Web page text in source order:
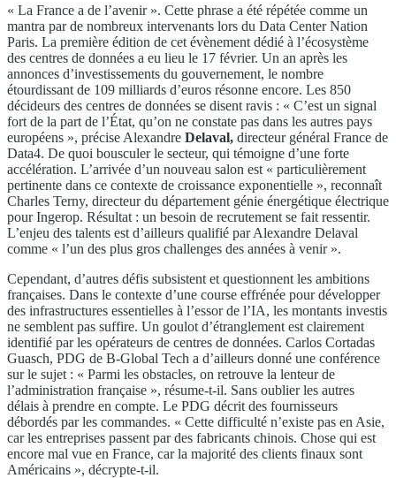
« La France a de l’avenir ». Cette phrase a été répétée comme un
mantra par de nombreux intervenants lors du Data Center Nation
Paris. La première édition de cet évènement dédié à l’écosystème
des centres de données a eu lieu le 17 février. Un an après les
annonces d’investissements du gouvernement, le nombre
étourdissant de 109 milliards d’euros résonne encore. Les 850
décideurs des centres de données se disent ravis : « C’est un signal
fort de la part de l’État, qu’on ne constate pas dans les autres pays
européens », précise Alexandre Delaval, directeur général France de
Data4. De quoi bousculer le secteur, qui témoigne d’une forte
accélération. L’arrivée d’un nouveau salon est « particulièrement
pertinente dans ce contexte de croissance exponentielle », reconnaît
Charles Terny, directeur du département génie énergétique électrique
pour Ingerop. Résultat : un besoin de recrutement se fait ressentir.
L’enjeu des talents est d’ailleurs qualifié par Alexandre Delaval
comme « l’un des plus gros challenges des années à venir ».
Cependant, d’autres défis subsistent et questionnent les ambitions
françaises. Dans le contexte d’une course effrénée pour développer
des infrastructures essentielles à l’essor de l’IA, les montants investis
ne semblent pas suffire. Un goulot d’étranglement est clairement
identifié par les opérateurs de centres de données. Carlos Cortadas
Guasch, PDG de B-Global Tech a d’ailleurs donné une conférence
sur le sujet : « Parmi les obstacles, on retrouve la lenteur de
l’administration française », résume-t-il. Sans oublier les autres
délais à prendre en compte. Le PDG décrit des fournisseurs
débordés par les commandes. « Cette difficulté n’existe pas en Asie,
car les entreprises passent par des fabricants chinois. Chose qui est
encore mal vue en France, car la majorité des clients finaux sont
Américains », décrypte-t-il.